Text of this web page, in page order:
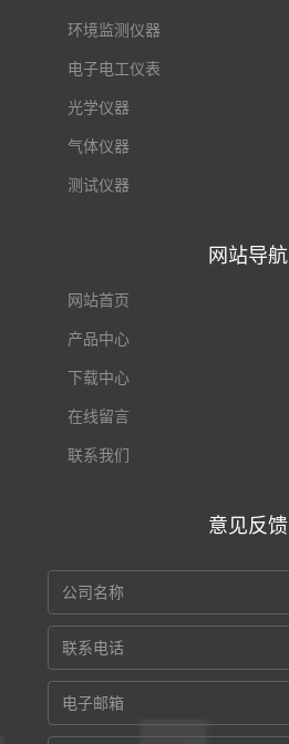
环境监测仪器
电子电工仪表
光学仪器
气体仪器
测试仪器
网站导航
网站首页
产品中心
下载中心
在线留言
联系我们
意见反馈